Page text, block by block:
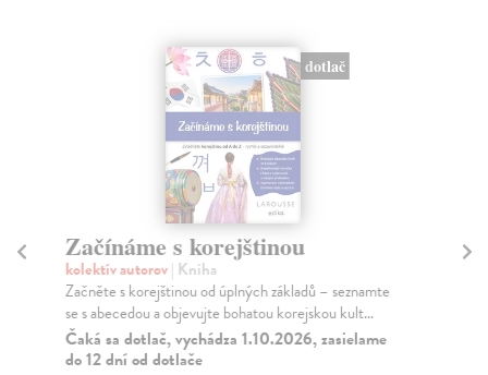
dotlač
Začínáme s korejštinou
kolektív autorov| Kniha
Začněte s korejštinou od úplných základů – seznamte
se s abecedou a objevujte bohatou korejskou kult...
Čaká sa dotlač, vychádza 1.10.2026, zasielame
do 12 dní od dotlače